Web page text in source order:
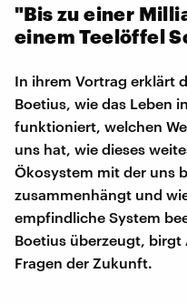
"Bis zu einer
einem Teelöffel
In ihrem Vortrag erklärt
Boetius, wie das Leben
funktioniert, welchen
uns hat, wie dieses
Ökosystem mit der uns
zusammenhängt und
empfindliche System
Boetius überzeugt,
Fragen der Zukunft.